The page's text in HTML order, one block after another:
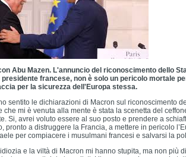
Abu Mazen. L'annuncio del riconoscimento dello
francese, non è solo un pericolo mortale
per la sicurezza dell'Europa stessa.
sentito le dichiarazioni di Macron sul riconoscimento
che mi è venuta alla mente è stata la scenetta del
Si, avrei voluto essere al suo posto e prendere a
pronto a distruggere la Francia, a mettere in pericolo
per compiacere i musulmani francesi e salvarsi la
e la viltà di Macron mi hanno stupita, ma non più